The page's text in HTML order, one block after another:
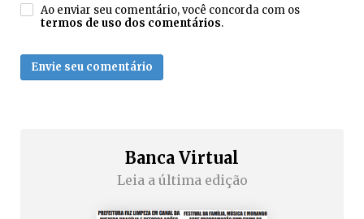
Ao enviar seu comentário, você concorda com os
termos de uso dos comentários.
Envie seu comentário
Banca Virtual
Leia a última edição